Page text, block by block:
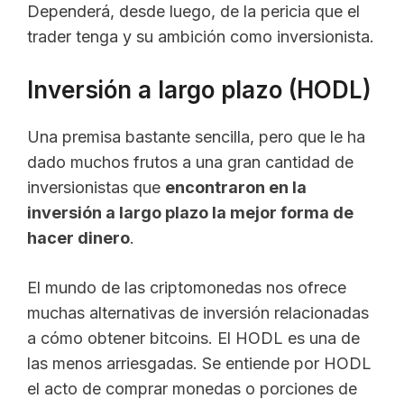
Dependerá, desde luego, de la pericia que el
trader tenga y su ambición como inversionista.
Inversión a largo plazo (HODL)
Una premisa bastante sencilla, pero que le ha
dado muchos frutos a una gran cantidad de
inversionistas que encontraron en la
inversión a largo plazo la mejor forma de
hacer dinero.
El mundo de las criptomonedas nos ofrece
muchas alternativas de inversión relacionadas
a cómo obtener bitcoins. El HODL es una de
las menos arriesgadas. Se entiende por HODL
el acto de comprar monedas o porciones de